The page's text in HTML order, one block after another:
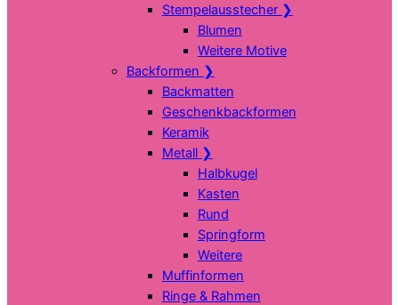
Stempelausstecher ❯
Blumen
Weitere Motive
Backformen ❯
Backmatten
Geschenkbackformen
Keramik
Metall ❯
Halbkugel
Kasten
Rund
Springform
Weitere
Muffinformen
Ringe & Rahmen